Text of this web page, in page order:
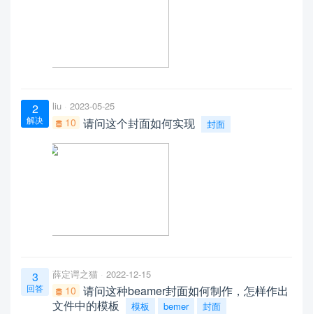
2
解决
liu 2023-05-25
10 请问这个封面如何实现 封面
3
回答
薛定谔之猫 2022-12-15
10 请问这种beamer封面如何制作，怎样作出
文件中的模板
模板 bemer 封面